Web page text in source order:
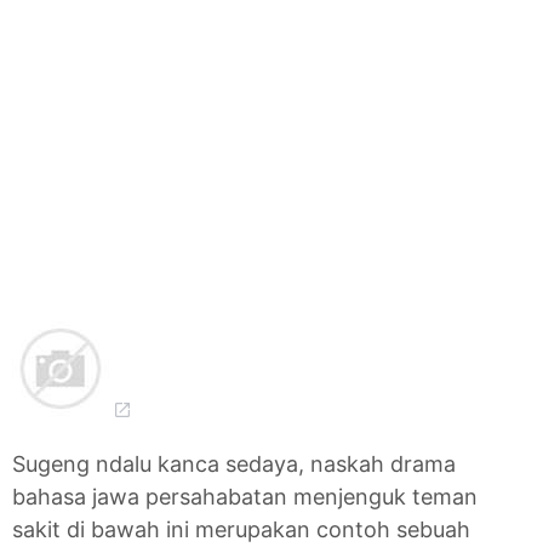
Sugeng ndalu kanca sedaya, naskah drama
bahasa jawa persahabatan menjenguk teman
sakit di bawah ini merupakan contoh sebuah